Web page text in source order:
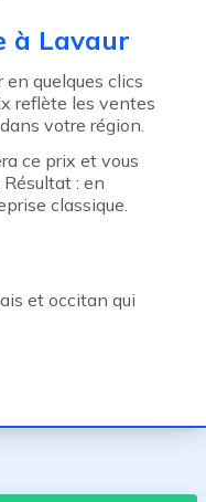
à Lavaur
quelques clics
reflète les ventes
votre région.
ce prix et vous
: en
classique.
et occitan qui